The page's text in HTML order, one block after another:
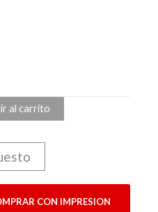
al carrito
CON IMPRESION